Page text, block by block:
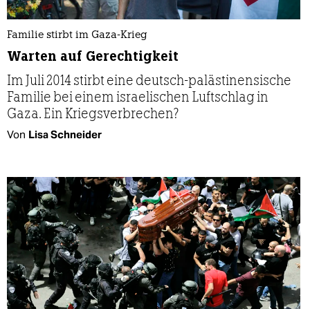
Familie stirbt im Gaza-Krieg
Warten auf Gerechtigkeit
Im Juli 2014 stirbt eine deutsch-palästinen­sische
Familie bei einem israelischen Luftschlag in
Gaza. Ein Kriegs­verbrechen?
Von Lisa Schneider